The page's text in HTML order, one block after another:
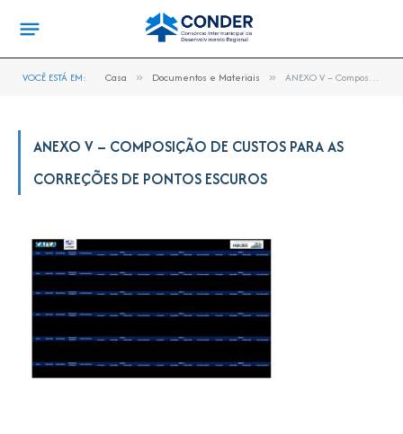
VOCÊ ESTÁ EM: Casa » Documentos e Materiais » ANEXO V – Composição de Custos para as Correções de Pontos Escuros
ANEXO V – COMPOSIÇÃO DE CUSTOS PARA AS
CORREÇÕES DE PONTOS ESCUROS